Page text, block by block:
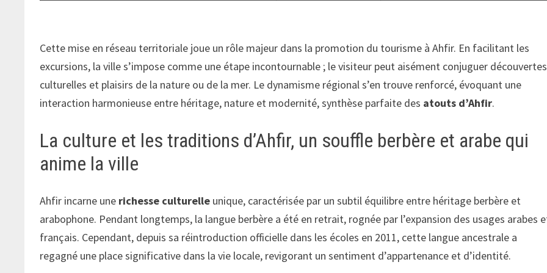
Cette mise en réseau territoriale joue un rôle majeur dans la promotion du tourisme à Ahfir. En facilitant les
excursions, la ville s’impose comme une étape incontournable ; le visiteur peut aisément conjuguer découvertes
culturelles et plaisirs de la nature ou de la mer. Le dynamisme régional s’en trouve renforcé, évoquant une
interaction harmonieuse entre héritage, nature et modernité, synthèse parfaite des atouts d’Ahfir.
La culture et les traditions d’Ahfir, un souffle berbère et arabe qui
anime la ville
Ahfir incarne une richesse culturelle unique, caractérisée par un subtil équilibre entre héritage berbère et
arabophone. Pendant longtemps, la langue berbère a été en retrait, rognée par l’expansion des usages arabes
français. Cependant, depuis sa réintroduction officielle dans les écoles en 2011, cette langue ancestrale a
regagné une place significative dans la vie locale, revigorant un sentiment d’appartenance et d’identité.